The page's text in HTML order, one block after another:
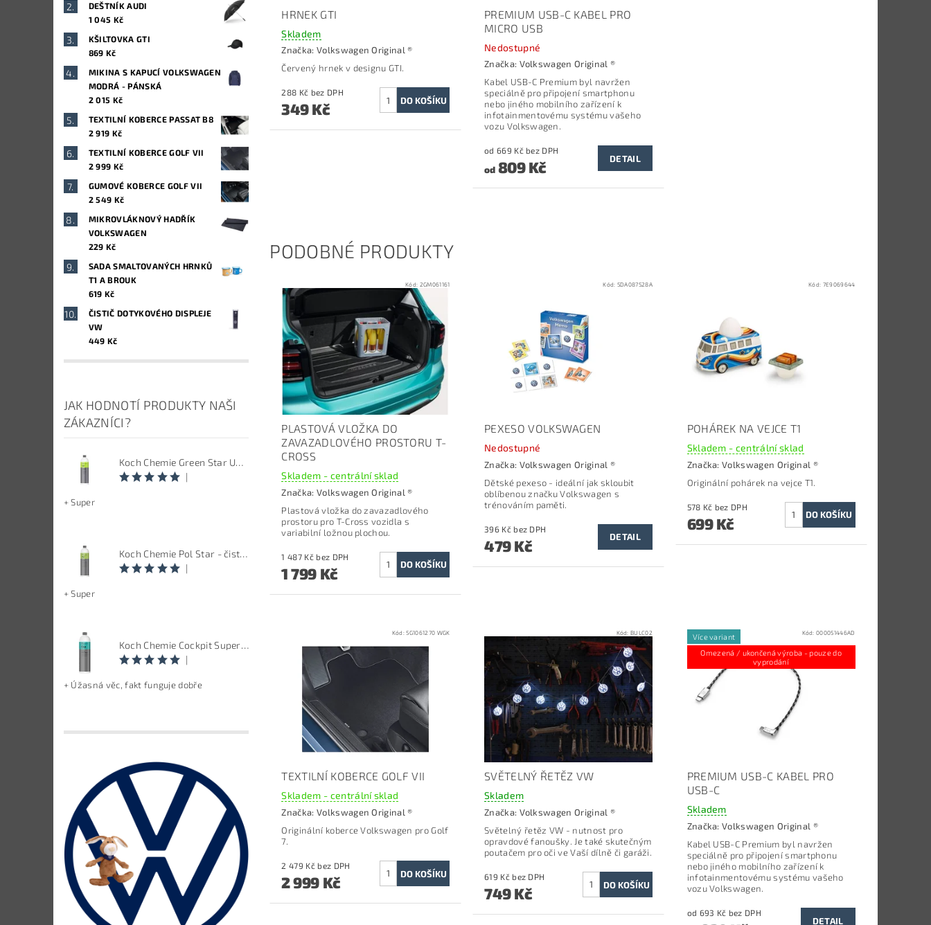
DEŠTNÍK AUDI
1 045 Kč
KŠILTOVKA GTI
869 Kč
MIKINA S KAPUCÍ VOLKSWAGEN
MODRÁ - PÁNSKÁ
2 015 Kč
TEXTILNÍ KOBERCE PASSAT B8
2 919 Kč
TEXTILNÍ KOBERCE GOLF VII
2 999 Kč
GUMOVÉ KOBERCE GOLF VII
2 549 Kč
MIKROVLÁKNOVÝ HADŘÍK
VOLKSWAGEN
229 Kč
SADA SMALTOVANÝCH HRNKŮ
T1 A BROUK
619 Kč
ČISTIČ DOTYKOVÉHO DISPLEJE
VW
449 Kč
JAK HODNOTÍ PRODUKTY NAŠI
ZÁKAZNÍCI?
Koch Chemie Green Star Univerzal - Univerzální čistič
|
+ Super
Koch Chemie Pol Star - čistič kůže, textilu a alcantary, objem 1 L
|
+ Super
Koch Chemie Cockpit Super Pflege - ošetření vnitřních plastů, objem: 1 L
|
+ Úžasná věc, fakt funguje dobře
HRNEK GTI
Skladem
Značka: Volkswagen Original ®
Červený hrnek v designu GTI.
288 Kč bez DPH
349 Kč
PREMIUM USB-C KABEL PRO
MICRO USB
Nedostupné
Značka: Volkswagen Original ®
Kabel USB-C Premium byl navržen
speciálně pro připojení smartphonu
nebo jiného mobilního zařízení k
infotainmentovému systému vašeho
vozu Volkswagen.
od 669 Kč bez DPH
od809 Kč DETAIL
PODOBNÉ PRODUKTY
Kód: 2GM061161
PLASTOVÁ VLOŽKA DO
ZAVAZADLOVÉHO PROSTORU T-
CROSS
Skladem - centrální sklad
Značka: Volkswagen Original ®
Plastová vložka do zavazadlového
prostoru pro T-Cross vozidla s
variabilní ložnou plochou.
1 487 Kč bez DPH
1 799 Kč
Kód: 5DA087528A
PEXESO VOLKSWAGEN
Nedostupné
Značka: Volkswagen Original ®
Dětské pexeso - ideální jak skloubit
oblíbenou značku Volkswagen s
trénováním paměti.
396 Kč bez DPH
479 Kč DETAIL
Kód: 7E9069644
POHÁREK NA VEJCE T1
Skladem - centrální sklad
Značka:Volkswagen Original ®
Originální pohárek na vejce T1.
578 Kč bez DPH
699 Kč
Kód:5G1061270 WGK
TEXTILNÍ KOBERCE GOLF VII
Skladem - centrální sklad
Značka: Volkswagen Original ®
Originální koberce Volkswagen pro Golf
7.
2 479 Kč bez DPH
2 999 Kč
Kód:BULC02
SVĚTELNÝ ŘETĚZ VW
Skladem
Značka: Volkswagen Original ®
Světelný řetěz VW - nutnost pro
opravdové fanoušky. Je také skutečným
poutačem pro oči ve Vaší dílně či garáži.
619 Kč bez DPH
749 Kč
Více variant
Omezená / ukončená výroba - pouze do
vyprodání
Kód:000051446AD
PREMIUM USB-C KABEL PRO
USB-C
Skladem
Značka:Volkswagen Original ®
Kabel USB-C Premium byl navržen
speciálně pro připojení smartphonu
nebo jiného mobilního zařízení k
infotainmentovému systému vašeho
vozu Volkswagen.
od 693 Kč bez DPH
DETAIL